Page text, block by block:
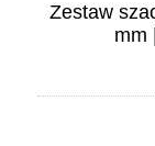
Zestaw
mm